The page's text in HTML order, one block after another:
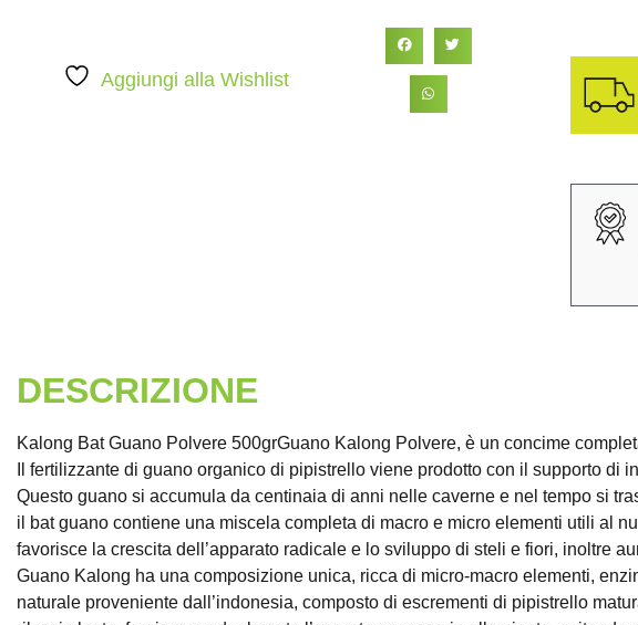
Aggiungi alla Wishlist
DESCRIZIONE
Kalong Bat Guano Polvere 500grGuano Kalong Polvere, è un concime
Il fertilizzante di guano organico di pipistrello viene prodotto con il supporto
Questo guano si accumula da centinaia di anni nelle caverne e nel tempo si
il bat guano contiene una miscela completa di macro e micro elementi utili al
favorisce la crescita dell’apparato radicale e lo sviluppo di steli e fiori, inoltre
Guano Kalong ha una composizione unica, ricca di micro-macro elementi,
naturale proveniente dall’indonesia, composto di escrementi di pipistrello